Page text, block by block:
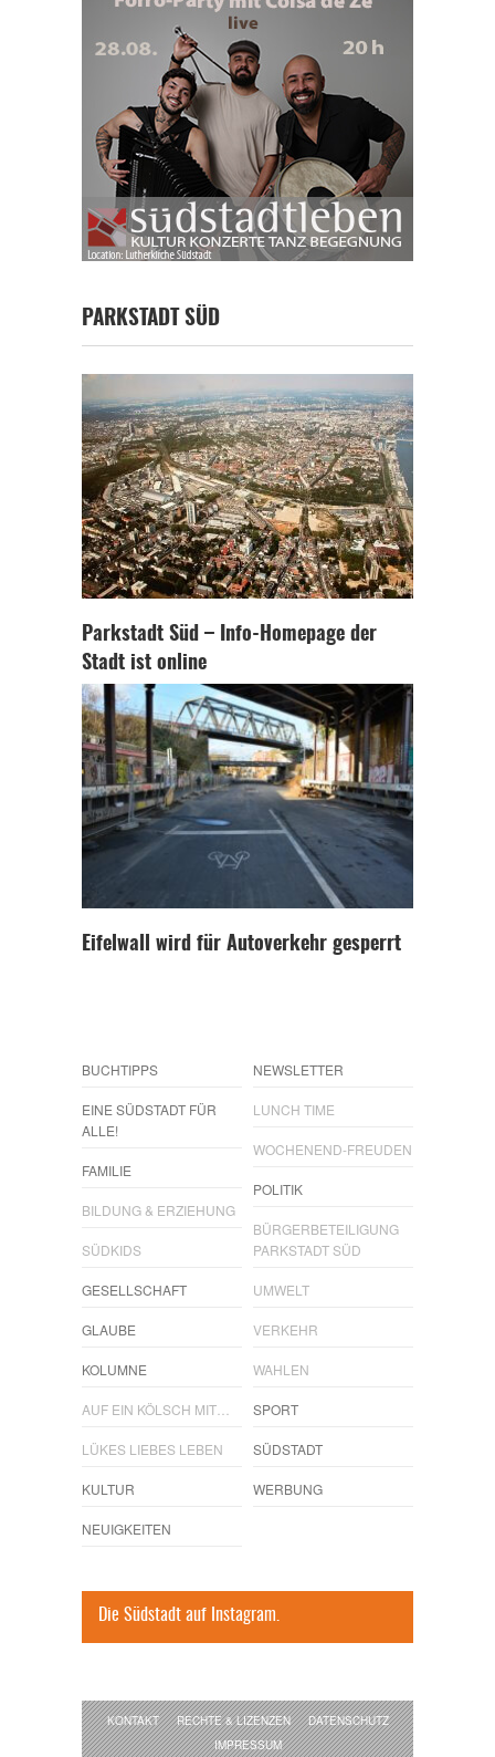
PARKSTADT SÜD
Parkstadt Süd – Info-Homepage der
Stadt ist online
Eifelwall wird für Autoverkehr gesperrt
BUCHTIPPS
EINE SÜDSTADT FÜR
ALLE!
FAMILIE
BILDUNG & ERZIEHUNG
SÜDKIDS
GESELLSCHAFT
GLAUBE
KOLUMNE
AUF EIN KÖLSCH MIT…
LÜKES LIEBES LEBEN
KULTUR
NEUIGKEITEN
NEWSLETTER
LUNCH TIME
WOCHENEND-FREUDEN
POLITIK
BÜRGERBETEILIGUNG
PARKSTADT SÜD
UMWELT
VERKEHR
WAHLEN
SPORT
SÜDSTADT
WERBUNG
Die Südstadt auf Instagram.
KONTAKT RECHTE & LIZENZEN
DATENSCHUTZ
IMPRESSUM